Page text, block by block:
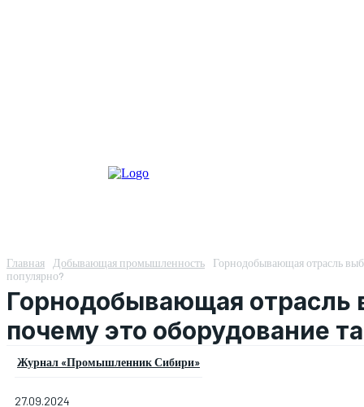
Главная Добывающая промышленность
Горнодобывающая отрасль
популярно?
Горнодобывающая отрасль
почему это оборудование
Журнал «Промышленник Сибири»
27.09.2024